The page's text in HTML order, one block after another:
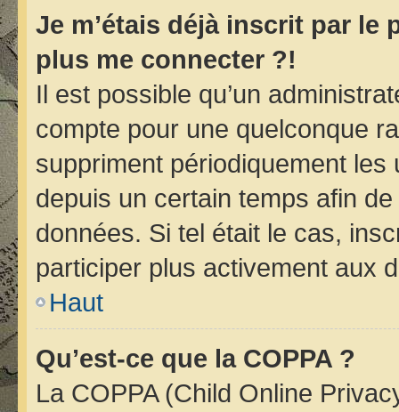
Je m’étais déjà inscrit par le
plus me connecter ?!
Il est possible qu’un
compte pour une quelconque
suppriment périodiquement les
depuis un certain temps afin
données. Si tel était le cas,
participer plus activement aux
Haut
Qu’est-ce que la COPPA ?
La COPPA (Child Online